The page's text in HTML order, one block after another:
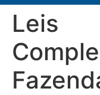
Leis